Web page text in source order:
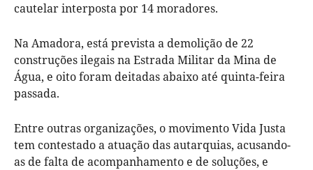
cautelar interposta por 14 moradores.
Na Amadora, está prevista a demolição de 22
construções ilegais na Estrada Militar da Mina de
Água, e oito foram deitadas abaixo até quinta-feira
passada.
Entre outras organizações, o movimento Vida Justa
tem contestado a atuação das autarquias, acusando-
as de falta de acompanhamento e de soluções, e